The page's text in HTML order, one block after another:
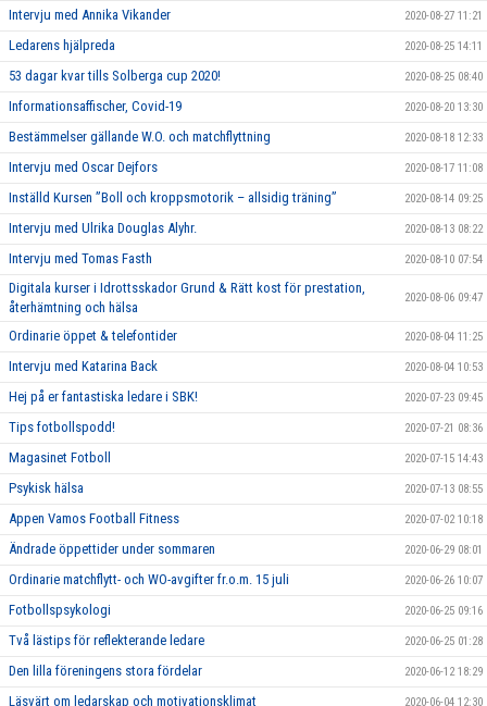
Intervju med Annika Vikander 2020-08-27 11:21
Ledarens hjälpreda 2020-08-25 14:11
53 dagar kvar tills Solberga cup 2020! 2020-08-25 08:40
Informationsaffischer, Covid-19 2020-08-20 13:30
Bestämmelser gällande W.O. och matchflyttning 2020-08-18 12:33
Intervju med Oscar Dejfors 2020-08-17 11:08
Inställd Kursen ”Boll och kroppsmotorik – allsidig träning” 2020-08-14 09:25
Intervju med Ulrika Douglas Alyhr. 2020-08-13 08:22
Intervju med Tomas Fasth 2020-08-10 07:54
Digitala kurser i Idrottsskador Grund & Rätt kost för prestation,
återhämtning och hälsa
2020-08-06 09:47
Ordinarie öppet & telefontider 2020-08-04 11:25
Intervju med Katarina Back 2020-08-04 10:53
Hej på er fantastiska ledare i SBK! 2020-07-23 09:45
Tips fotbollspodd! 2020-07-21 08:36
Magasinet Fotboll 2020-07-15 14:43
Psykisk hälsa 2020-07-13 08:55
Appen Vamos Football Fitness 2020-07-02 10:18
Ändrade öppettider under sommaren 2020-06-29 08:01
Ordinarie matchflytt- och WO-avgifter fr.o.m. 15 juli 2020-06-26 10:07
Fotbollspsykologi 2020-06-25 09:16
Två lästips för reflekterande ledare 2020-06-25 01:28
Den lilla föreningens stora fördelar 2020-06-12 18:29
Läsvärt om ledarskap och motivationsklimat 2020-06-04 12:30